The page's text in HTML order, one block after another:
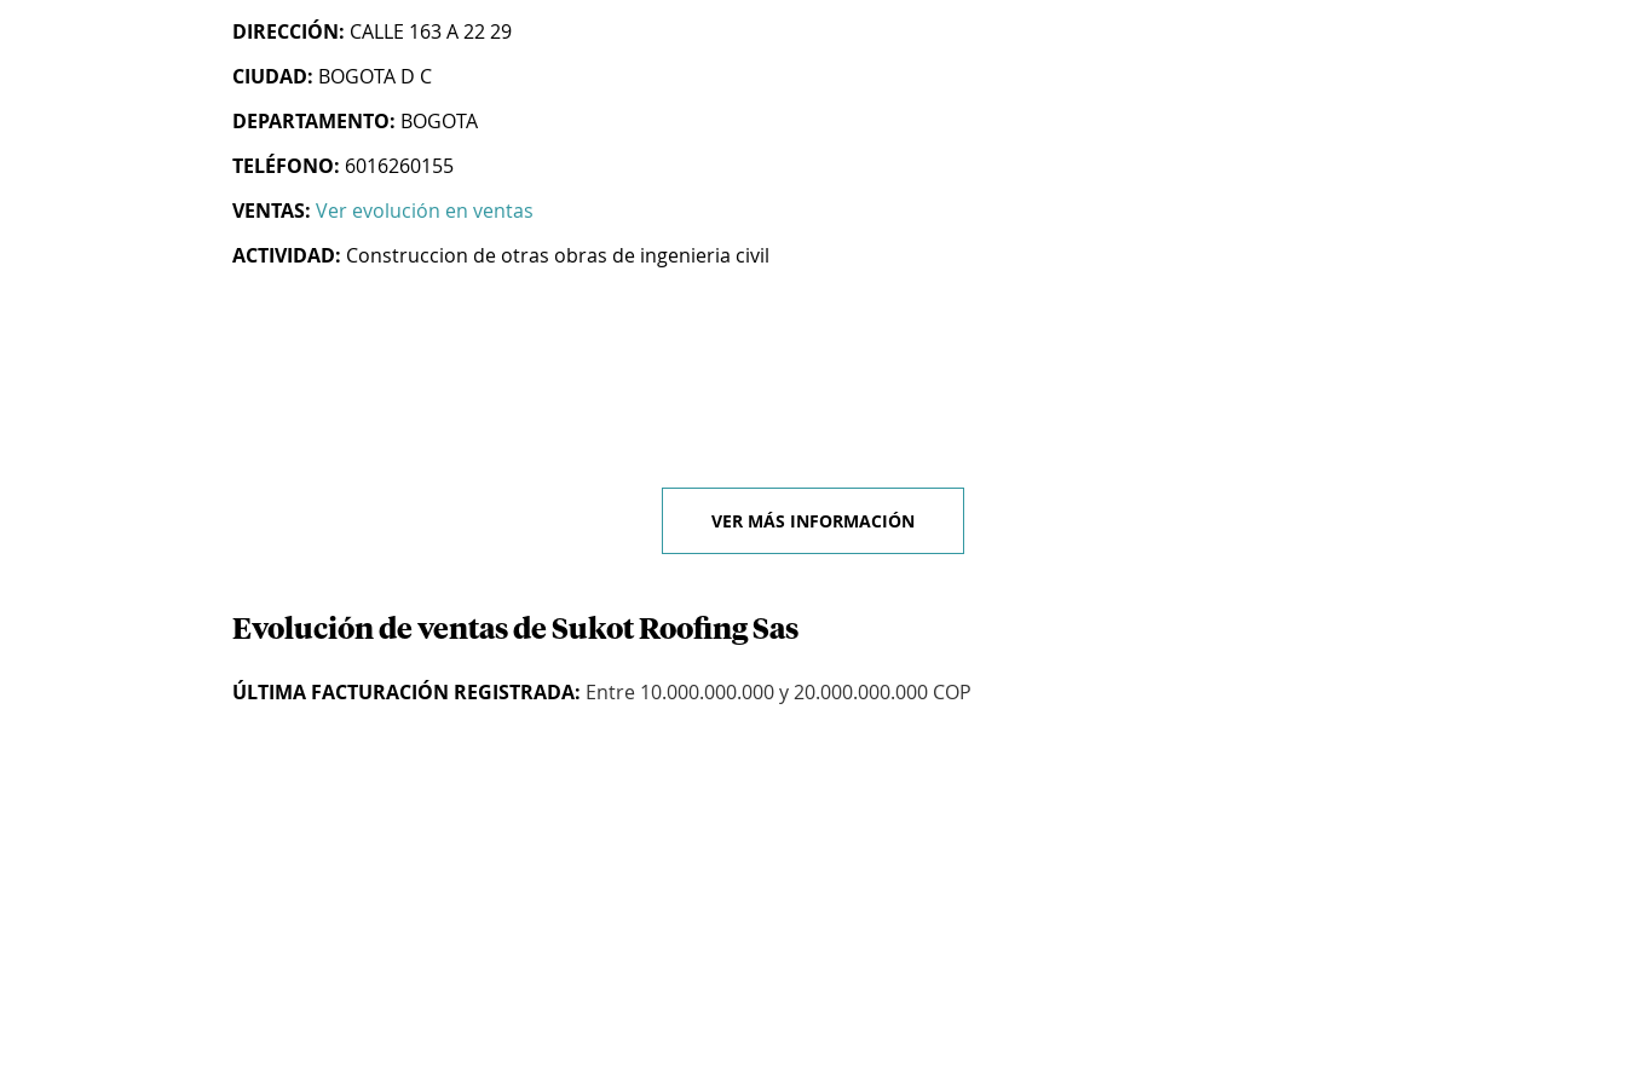
DIRECCIÓN: CALLE 163 A 22 29
CIUDAD: BOGOTA D C
DEPARTAMENTO: BOGOTA
TELÉFONO: 6016260155
VENTAS: Ver evolución en ventas
ACTIVIDAD: Construccion de otras obras de ingenieria civil
VER MÁS INFORMACIÓN
Evolución de ventas de Sukot Roofing Sas
ÚLTIMA FACTURACIÓN REGISTRADA: Entre 10.000.000.000 y 20.000.000.000 COP